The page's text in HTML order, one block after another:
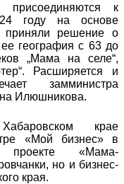
к
году на основе
приняли решение о
география с 63 до
„Мама на селе“,
Расширяется и
замминистра
Илюшникова.
крае
«Мой бизнес» в
проекте «Мама-
но и бизнес-
края.